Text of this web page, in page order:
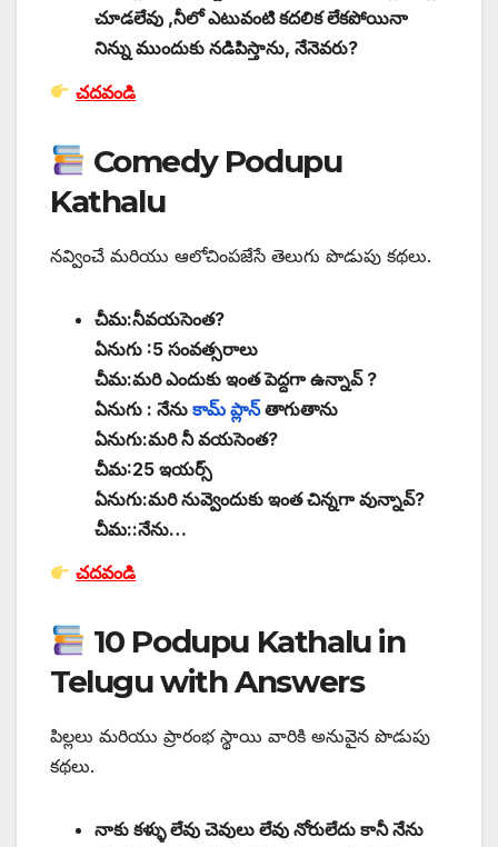
చూడలేవు ,నీలో ఎటువంటి కదలిక లేకపోయినా
నిన్ను ముందుకు నడిపిస్తాను, నేనెవరు?
చదవండి
Comedy Podupu
Kathalu
నవ్వించే మరియు ఆలోచింపజేసే తెలుగు పొడుపు కథలు.
చీమ:నీవయసెంత?
ఏనుగు :5 సంవత్సరాలు
చీమ:మరి ఎందుకు ఇంత పెద్దగా ఉన్నావ్ ?
ఏనుగు : నేను కామ్ ప్లాన్తాగుతాను
ఏనుగు:మరి నీ వయసెంత?
చీమ:25 ఇయర్స్
ఏనుగు:మరి నువ్వెందుకు ఇంత చిన్నగా వున్నావ్?
చీమ::నేను…
చదవండి
10 Podupu Kathalu in
Telugu with Answers
పిల్లలు మరియు ప్రారంభ స్థాయి వారికి అనువైన పొడుపు
కథలు.
నాకు కళ్ళు లేవు చెవులు లేవు నోరులేదు కానీ నేను